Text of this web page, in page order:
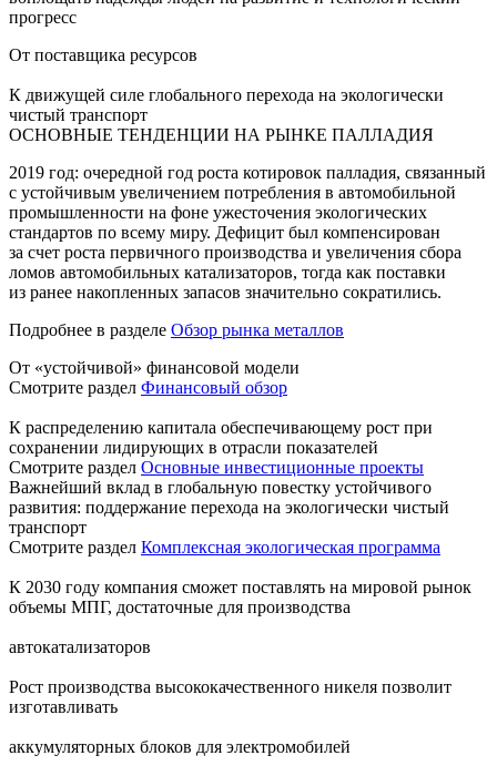
прогресс
От поставщика ресурсов
К движущей силе глобального перехода на экологически
чистый транспорт
ОСНОВНЫЕ ТЕНДЕНЦИИ НА РЫНКЕ ПАЛЛАДИЯ
2019 год: очередной год роста котировок палладия, связанный
с устойчивым увеличением потребления в автомобильной
промышленности на фоне ужесточения экологических
стандартов по всему миру. Дефицит был компенсирован
за счет роста первичного производства и увеличения сбора
ломов автомобильных катализаторов, тогда как поставки
из ранее накопленных запасов значительно сократились.
Подробнее в разделе Обзор рынка металлов
От «устойчивой» финансовой модели
Смотрите раздел Финансовый обзор
К распределению капитала обеспечивающему рост при
сохранении лидирующих в отрасли показателей
Смотрите раздел Основные инвестиционные проекты
Важнейший вклад в глобальную повестку устойчивого
развития: поддержание перехода на экологически чистый
транспорт
Смотрите раздел Комплексная экологическая программа
К 2030 году компания сможет поставлять на мировой рынок
объемы МПГ, достаточные для производства
автокатализаторов
Рост производства высококачественного никеля позволит
изготавливать
аккумуляторных блоков для электромобилей